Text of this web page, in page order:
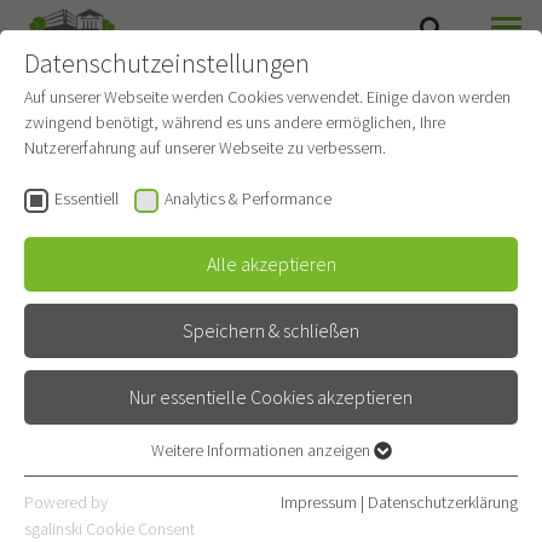
PNEUMOLOGISCHES
Datenschutzeinstellungen
Auf unserer Webseite werden Cookies verwendet. Einige davon werden
zwingend benötigt, während es uns andere ermöglichen, Ihre
Nutzererfahrung auf unserer Webseite zu verbessern.
Essentiell Analytics & Performance
Alle akzeptieren
Speichern & schließen
Nur essentielle Cookies akzeptieren
Essentielle Cookies werden für grundlegende Funktionen der
Webseite benötigt. Dadurch ist gewährleistet, dass die Webseite
Weitere Informationen anzeigen
Powered by
sgalinski Cookie Consent
Impressum | Datenschutzerklärung